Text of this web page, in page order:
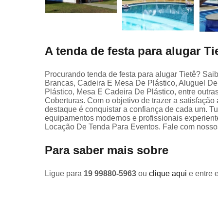
A tenda de festa para alugar
Procurando tenda de festa para alugar Tietê?
Brancas, Cadeira E Mesa De Plástico, Aluguel
Plástico, Mesa E Cadeira De Plástico, entre
Coberturas. Com o objetivo de trazer a
destaque é conquistar a confiança de cada um.
equipamentos modernos e profissionais
Locação De Tenda Para Eventos. Fale com
Para saber mais sobre
Ligue para 19 99880-5963 ou clique aqui e entre